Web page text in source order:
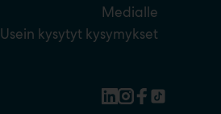
Medialle
Usein kysytyt kysymykset